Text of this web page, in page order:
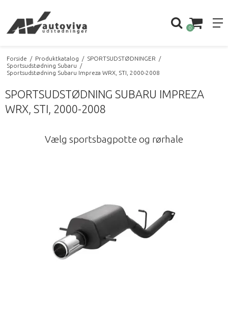
0
Forside / Produktkatalog / SPORTSUDSTØDNINGER
/
Sportsudstødning Subaru
/
Sportsudstødning Subaru Impreza WRX, STI, 2000-2008
SPORTSUDSTØDNING SUBARU IMPREZA
WRX, STI, 2000-2008
Vælg sportsbagpotte og rørhale